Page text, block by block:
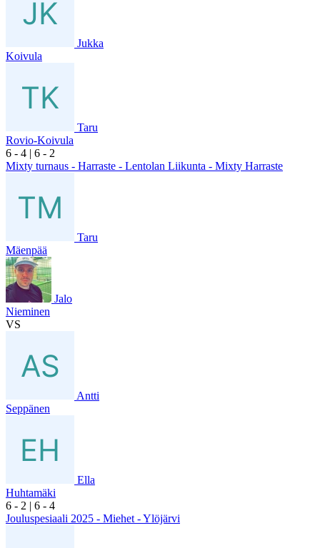
Jukka
Koivula
Taru
Rovio-Koivula
6 - 4 | 6 - 2
Mixty turnaus - Harraste - Lentolan Liikunta - Mixty Harraste
Taru
Mäenpää
Jalo
Nieminen
VS
Antti
Seppänen
Ella
Huhtamäki
6 - 2 | 6 - 4
Jouluspesiaali 2025 - Miehet - Ylöjärvi